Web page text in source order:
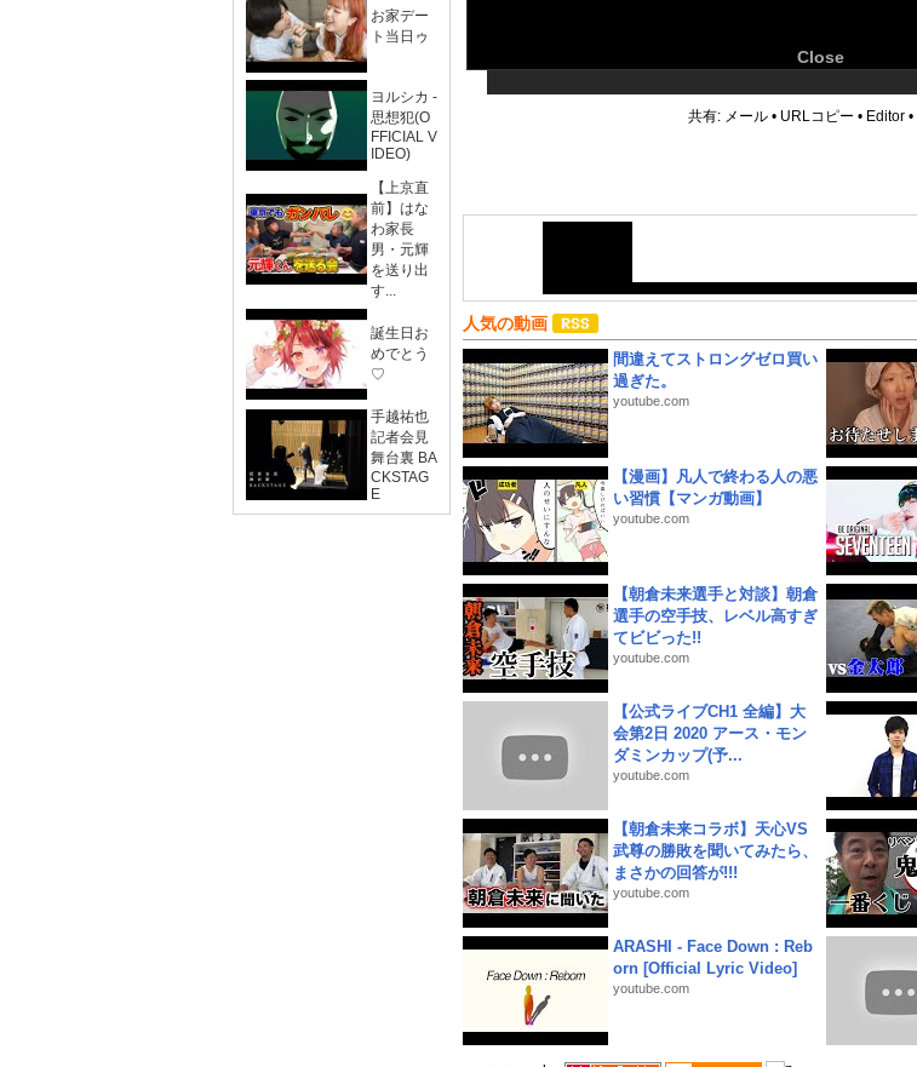
お家デー
ト当日ゥ
ヨルシカ -
思想犯(O
FFICIAL V
IDEO)
【上京直
前】はな
わ家長
男・元輝
を送り出
す...
誕生日お
めでとう
♡
手越祐也
記者会見
舞台裏 BA
CKSTAG
E
Close
共有: メール • URLコピー • Editor •
人気の動画
間違えてストロングゼロ買い
過ぎた。
youtube.com
【漫画】凡人で終わる人の悪
い習慣【マンガ動画】
youtube.com
【朝倉未来選手と対談】朝倉
選手の空手技、レベル高すぎ
てビビった!!
youtube.com
【公式ライブCH1 全編】大
会第2日 2020 アース・モン
ダミンカップ(予...
youtube.com
【朝倉未来コラボ】天心VS
武尊の勝敗を聞いてみたら、
まさかの回答が!!!
youtube.com
ARASHI - Face Down : Reb
orn [Official Lyric Video]
youtube.com